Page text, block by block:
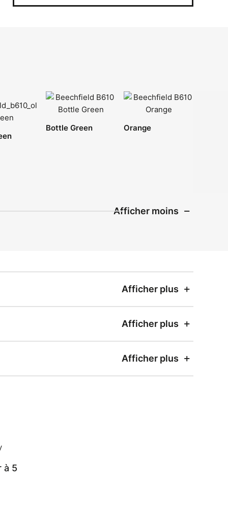
Bottle Green Orange
Afficher moins
Afficher plus
Afficher plus
Afficher plus
à 5